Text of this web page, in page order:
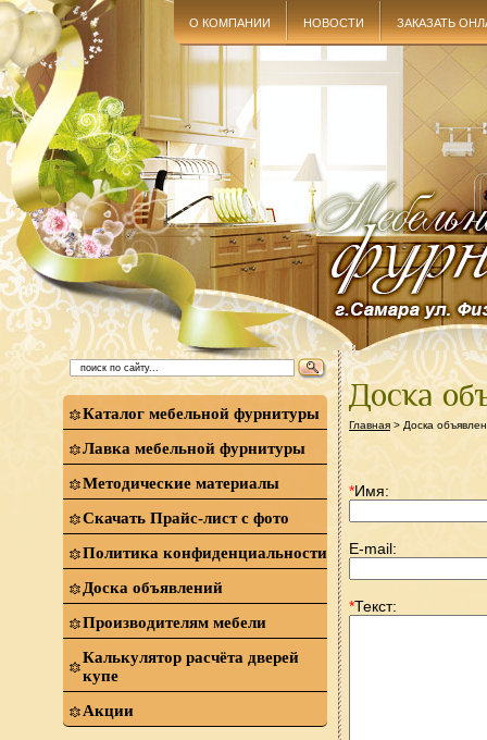
О КОМПАНИИ НОВОСТИ ЗАКАЗАТЬ
Каталог мебельной фурнитуры
Лавка мебельной фурнитуры
Методические материалы
Скачать Прайс-лист с фото
Политика конфиденциальности
Доска объявлений
Производителям мебели
Калькулятор расчёта дверей
купе
Акции
Доска
Главная > Доска
*Имя:
E-mail:
*Текст: